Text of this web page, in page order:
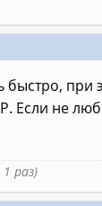
быстро,
Если не
раз)